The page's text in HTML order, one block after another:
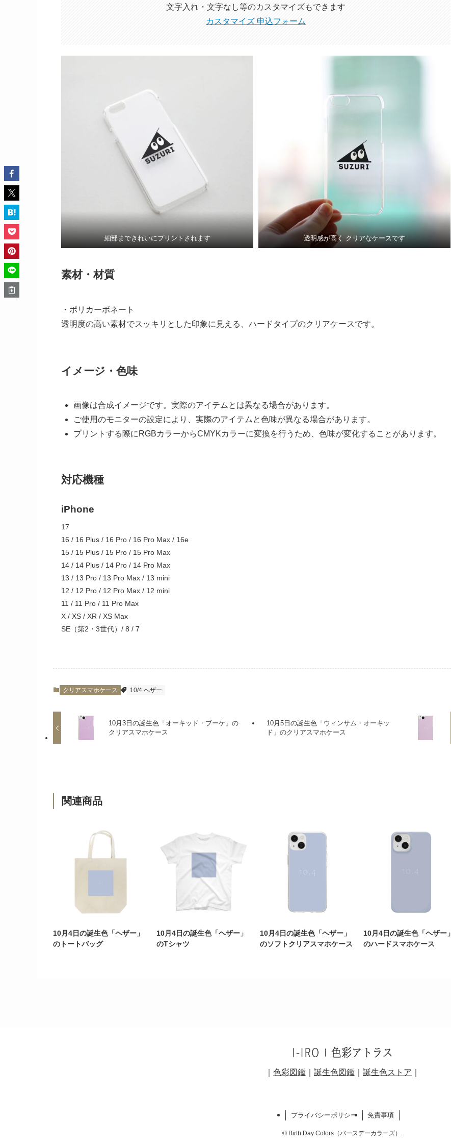
文字入れ・文字なし等のカスタマイズもできます
カスタマイズ 申込フォーム
細部まできれいにプリントされます 透明感が高く クリアなケースです
素材・材質
・ポリカーボネート
透明度の高い素材でスッキリとした印象に見える、ハードタイプのクリアケースです。
イメージ・色味
画像は合成イメージです。実際のアイテムとは異なる場合があります。
ご使用のモニターの設定により、実際のアイテムと色味が異なる場合があります。
プリントする際にRGBカラーからCMYKカラーに変換を行うため、色味が変化することがあります。
対応機種
iPhone
17
16 / 16 Plus / 16 Pro / 16 Pro Max / 16e
15 / 15 Plus / 15 Pro / 15 Pro Max
14 / 14 Plus / 14 Pro / 14 Pro Max
13 / 13 Pro / 13 Pro Max / 13 mini
12 / 12 Pro / 12 Pro Max / 12 mini
11 / 11 Pro / 11 Pro Max
X / XS / XR / XS Max
SE（第2・3世代）/ 8 / 7
クリアスマホケース 10/4 ヘザー
10月3日の誕生色「オーキッド・ブーケ」の
クリアスマホケース
10月5日の誕生色「ウィンサム・オーキッ
ド」のクリアスマホケース
関連商品
10月4日の誕生色「ヘザー」
のトートバッグ
10月4日の誕生色「ヘザー」
のTシャツ
10月4日の誕生色「ヘザー」
のソフトクリアスマホケース
10月4日の誕生色「ヘザー」
のハードスマホケース
色彩図鑑 誕生色図鑑 誕生色ストア
プライバシーポリシー 免責事項
© Birth Day Colors（バースデーカラーズ）.